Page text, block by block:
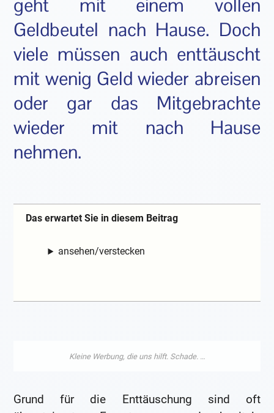
geht mit einem vollen
Geldbeutel nach Hause. Doch
viele müssen auch enttäuscht
mit wenig Geld wieder abreisen
oder gar das Mitgebrachte
wieder mit nach Hause
nehmen.
Das erwartet Sie in diesem Beitrag
ansehen/verstecken
Grund für die Enttäuschung sind oft